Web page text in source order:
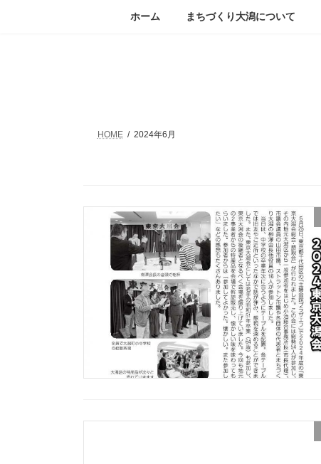
ホーム まちづくり大潟について
HOME 2024年6月